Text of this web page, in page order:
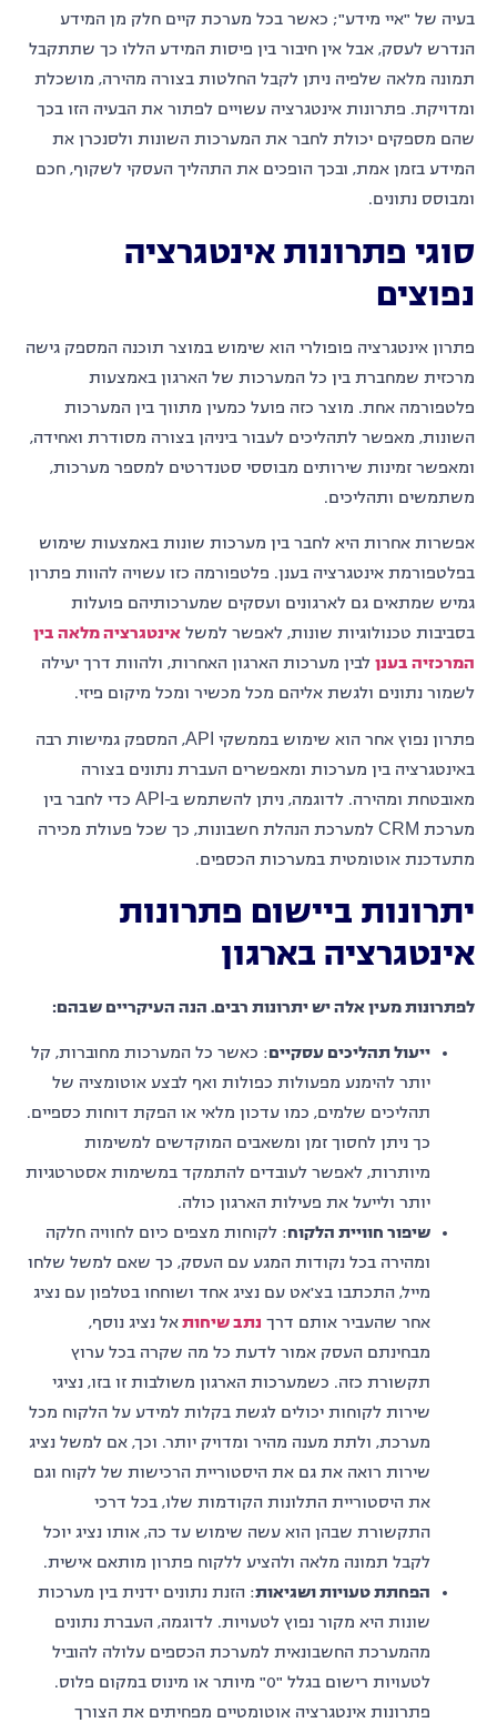
בעיה של "איי מידע"; כאשר בכל מערכת קיים חלק מן המידע
הנדרש לעסק, אבל אין חיבור בין פיסות המידע הללו כך שתתקבל
תמונה מלאה שלפיה ניתן לקבל החלטות בצורה מהירה, מושכלת
ומדויקת. פתרונות אינטגרציה עשויים לפתור את הבעיה הזו בכך
שהם מספקים יכולת לחבר את המערכות השונות ולסנכרן את
המידע בזמן אמת, ובכך הופכים את התהליך העסקי לשקוף, חכם
ומבוסס נתונים.
סוגי פתרונות אינטגרציה
נפוצים
פתרון אינטגרציה פופולרי הוא שימוש במוצר תוכנה המספק גישה
מרכזית שמחברת בין כל המערכות של הארגון באמצעות
פלטפורמה אחת. מוצר כזה פועל כמעין מתווך בין המערכות
השונות, מאפשר לתהליכים לעבור ביניהן בצורה מסודרת ואחידה,
ומאפשר זמינות שירותים מבוססי סטנדרטים למספר מערכות,
משתמשים ותהליכים.
אפשרות אחרות היא לחבר בין מערכות שונות באמצעות שימוש
בפלטפורמת אינטגרציה בענן. פלטפורמה כזו עשויה להוות פתרון
גמיש שמתאים גם לארגונים ועסקים שמערכותיהם פועלות
בסביבות טכנולוגיות שונות, לאפשר למשל אינטגרציה מלאה בין
המרכזיה בענןלבין מערכות הארגון האחרות, ולהוות דרך יעילה
לשמור נתונים ולגשת אליהם מכל מכשיר ומכל מיקום פיזי.
פתרון נפוץ אחר הוא שימוש בממשקי API, המספק גמישות רבה
באינטגרציה בין מערכות ומאפשרים העברת נתונים בצורה
מאובטחת ומהירה. לדוגמה, ניתן להשתמש ב-API כדי לחבר בין
מערכת CRM למערכת הנהלת חשבונות, כך שכל פעולת מכירה
מתעדכנת אוטומטית במערכות הכספים.
יתרונות ביישום פתרונות
אינטגרציה בארגון
לפתרונות מעין אלה יש יתרונות רבים. הנה העיקריים שבהם:
ייעול תהליכים עסקיים: כאשר כל המערכות מחוברות, קל
יותר להימנע מפעולות כפולות ואף לבצע אוטומציה של
תהליכים שלמים, כמו עדכון מלאי או הפקת דוחות כספיים.
כך ניתן לחסוך זמן ומשאבים המוקדשים למשימות
מיותרות, לאפשר לעובדים להתמקד במשימות אסטרטגיות
יותר ולייעל את פעילות הארגון כולה.
שיפור חוויית הלקוח: לקוחות מצפים כיום לחוויה חלקה
ומהירה בכל נקודות המגע עם העסק, כך שאם למשל שלחו
מייל, התכתבו בצ'אט עם נציג אחד ושוחחו בטלפון עם נציג
אחר שהעביר אותם דרך נתב שיחותאל נציג נוסף,
מבחינתם העסק אמור לדעת כל מה שקרה בכל ערוץ
תקשורת כזה. כשמערכות הארגון משולבות זו בזו, נציגי
שירות לקוחות יכולים לגשת בקלות למידע על הלקוח מכל
מערכת, ולתת מענה מהיר ומדויק יותר. וכך, אם למשל נציג
שירות רואה את גם את היסטוריית הרכישות של לקוח וגם
את היסטוריית התלונות הקודמות שלו, בכל דרכי
התקשורת שבהן הוא עשה שימוש עד כה, אותו נציג יוכל
לקבל תמונה מלאה ולהציע ללקוח פתרון מותאם אישית.
הפחתת טעויות ושגיאות: הזנת נתונים ידנית בין מערכות
שונות היא מקור נפוץ לטעויות. לדוגמה, העברת נתונים
מהמערכת החשבונאית למערכת הכספים עלולה להוביל
לטעויות רישום בגלל "0" מיותר או מינוס במקום פלוס.
פתרונות אינטגרציה אוטומטיים מפחיתים את הצורך